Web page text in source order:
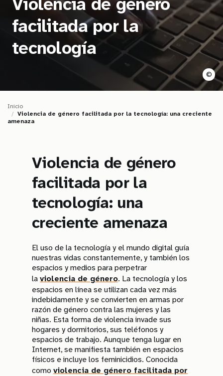
facilitada por la
tecnología
©
Inicio
Violencia de género facilitada por la tecnología: una creciente
amenaza
Violencia de género
facilitada por la
tecnología: una
creciente amenaza
El uso de la tecnología y el mundo digital guía
nuestras vidas constantemente, y también los
espacios y medios para perpetrar
laviolencia de género. La tecnología y los
espacios en línea se utilizan cada vez más
indebidamente y se convierten en armas por
razón de género contra las mujeres y las
niñas. Esta forma de violencia invade sus
hogares y dormitorios, sus teléfonos y
espacios de trabajo. Aunque tenga lugar en
Internet, se manifiesta también en espacios
físicos e incluye los feminicidios. Conocida
como violencia de género facilitada por